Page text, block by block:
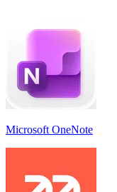
Microsoft OneNote